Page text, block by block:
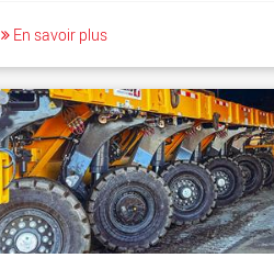
En savoir plus